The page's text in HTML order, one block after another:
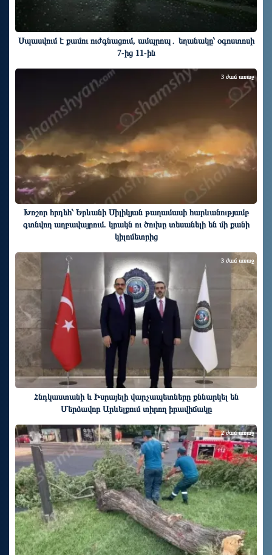
Սպասվում է քամու ուժգնացում, ամպրոպ․ եղանակը՝ օգոստոսի
7-ից 11-ին
Խոշոր հրդեհ՝ Երևանի Սիլիկյան թաղամասի հարևանությամբ
գտնվող աղբավայրում. կրակն ու ծուխը տեսանելի են մի քանի
կիլոմետրից
3 ժամ առաջ
Հնդկաստանի և Իսրայելի վարչապետները քննարկել են
Մերձավոր Արևելքում տիրող իրավիճակը
3 ժամ առաջ
2 ժամ առաջ